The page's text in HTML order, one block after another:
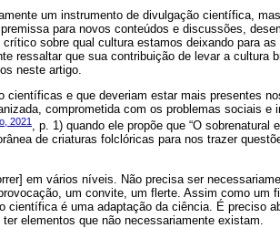
um instrumento de divulgação científica,
para novos conteúdos e discussões,
sobre qual cultura estamos deixando para
ressaltar que sua contribuição de levar a cultura
neste artigo.
científicas e que deveriam estar mais presentes
comprometida com os problemas sociais e
2021 , p. 1) quando ele propõe que “O sobrenatural
de criaturas folclóricas para nos trazer
em vários níveis. Não precisa ser
um convite, um flerte. Assim como um
científica é uma adaptação da ciência. É preciso
elementos que não necessariamente existam.